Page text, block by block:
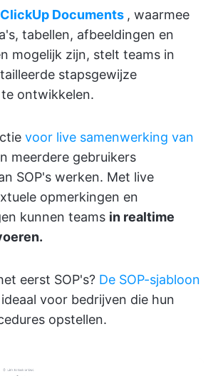
ClickUp Documents , waarmee
tabellen, afbeeldingen en
mogelijk zijn, stelt teams in
stapsgewijze
ontwikkelen.
voor live samenwerking van
meerdere gebruikers
SOP's werken. Met live
opmerkingen en
kunnen teams in realtime
eerst SOP's? De SOP-sjabloon
ideaal voor bedrijven die hun
opstellen.